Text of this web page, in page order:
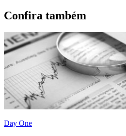
Confira também
Day One